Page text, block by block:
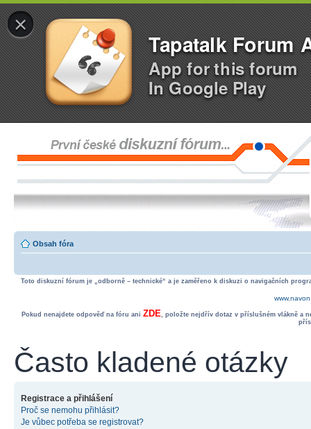
×
Tapatalk Forum
App for this forum
In Google Play
Obsah fóra
Toto diskuzní fórum je „odborně – technické“ a je zaměřeno k diskuzi o navigačních
Pokud nenajdete odpověď na fóru ani ZDE, položte nejdřív dotaz v příslušném vlákně a
Často kladené otázky
Registrace a přihlášení
Proč se nemohu přihlásit?
Je vůbec potřeba se registrovat?